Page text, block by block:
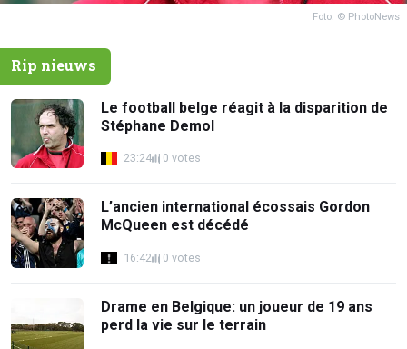
Foto: © PhotoNews
Rip nieuws
Le football belge réagit à la disparition de
Stéphane Demol
23:24 0 votes
L’ancien international écossais Gordon
McQueen est décédé
16:42 0 votes
Drame en Belgique: un joueur de 19 ans
perd la vie sur le terrain